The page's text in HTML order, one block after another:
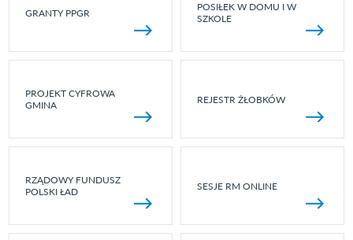
GRANTY PPGR
POSIŁEK W DOMU I W
SZKOLE
PROJEKT CYFROWA
GMINA
REJESTR ŻŁOBKÓW
RZĄDOWY FUNDUSZ
POLSKI ŁAD
SESJE RM ONLINE